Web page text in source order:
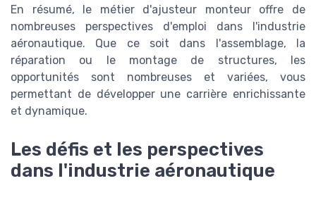
En résumé, le métier d'ajusteur monteur offre de
nombreuses perspectives d'emploi dans l'industrie
aéronautique. Que ce soit dans l'assemblage, la
réparation ou le montage de structures, les
opportunités sont nombreuses et variées, vous
permettant de développer une carrière enrichissante
et dynamique.
Les défis et les perspectives
dans l'industrie aéronautique